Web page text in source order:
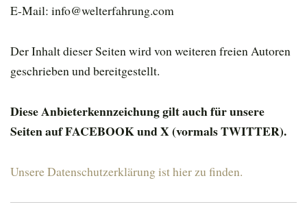
E-Mail: info@welterfahrung.com
Der Inhalt dieser Seiten wird von weiteren freien Autoren
geschrieben und bereitgestellt.
Diese Anbieterkennzeichung gilt auch für unsere
Seiten auf FACEBOOK und X (vormals TWITTER).
Unsere Datenschutzerklärung ist hier zu finden.